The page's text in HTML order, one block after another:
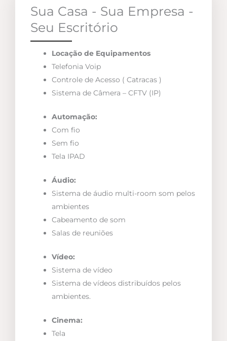
Sua Casa - Sua Empresa -
Seu Escritório
Locação de Equipamentos
Telefonia Voip
Controle de Acesso ( Catracas )
Sistema de Câmera – CFTV (IP)
Automação:
Com fio
Sem fio
Tela IPAD
Áudio:
Sistema de áudio multi-room som pelos
ambientes
Cabeamento de som
Salas de reuniões
Vídeo:
Sistema de vídeo
Sistema de vídeos distribuídos pelos
ambientes.
Cinema:
Tela